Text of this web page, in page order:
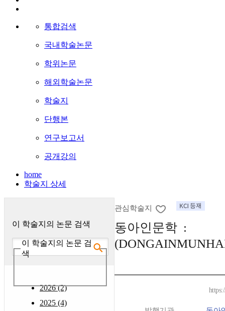
통합검색
국내학술논문
학위논문
해외학술논문
학술지
단행본
연구보고서
공개강의
home
학술지 상세
이 학술지의 논문 검색
이 학술지의 논문 검
색
2026 (2)
2025 (4)
관심학술지
동아인문학 :